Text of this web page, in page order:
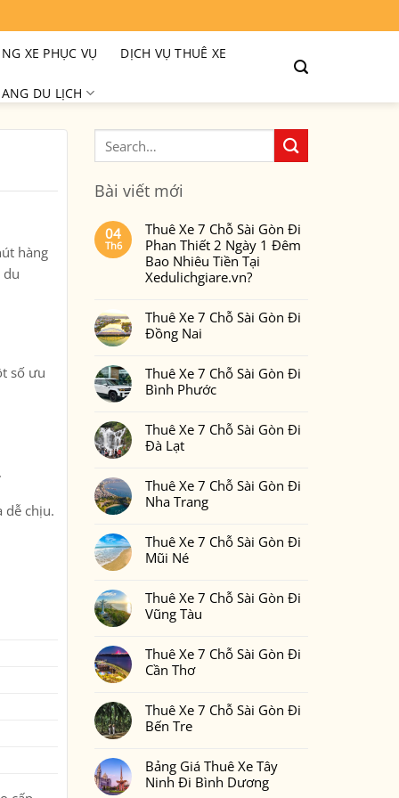
XE PHỤC VỤ DỊCH VỤ THUÊ XE
DU LỊCH
hàng
du
số ưu
dễ chịu.
Bài viết mới
04
Th6
Thuê Xe 7 Chỗ Sài Gòn Đi
Phan Thiết 2 Ngày 1 Đêm
Bao Nhiêu Tiền Tại
Xedulichgiare.vn?
bình
luận
ở
7
Chỗ
Sài
Phan
Thiết
2
Ngày
Bao
Nhiêu
Tiền
Thuê Xe 7 Chỗ Sài Gòn Đi
Đồng Nai
bình
luận
ở
7
Chỗ
Sài
Đồng
Nai
Thuê Xe 7 Chỗ Sài Gòn Đi
Bình Phước
bình
luận
ở
7
Chỗ
Sài
Bình
Phước
Thuê Xe 7 Chỗ Sài Gòn Đi
Đà Lạt
bình
luận
ở
7
Chỗ
Sài
Đà
Lạt
Thuê Xe 7 Chỗ Sài Gòn Đi
Nha Trang
bình
luận
ở
7
Chỗ
Sài
Nha
Trang
Thuê Xe 7 Chỗ Sài Gòn Đi
Mũi Né
bình
luận
ở
7
Chỗ
Sài
Mũi
Né
Thuê Xe 7 Chỗ Sài Gòn Đi
Vũng Tàu
bình
luận
ở
7
Chỗ
Sài
Vũng
Tàu
Thuê Xe 7 Chỗ Sài Gòn Đi
Cần Thơ
bình
luận
ở
7
Chỗ
Sài
Thuê Xe 7 Chỗ Sài Gòn Đi
Bến Tre
bình
luận
ở
Bảng Giá Thuê Xe Tây
Ninh Đi Bình Dương